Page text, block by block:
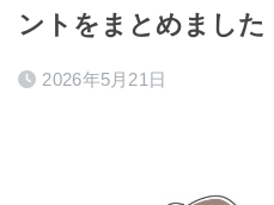
ントをまとめました
2026年5月21日